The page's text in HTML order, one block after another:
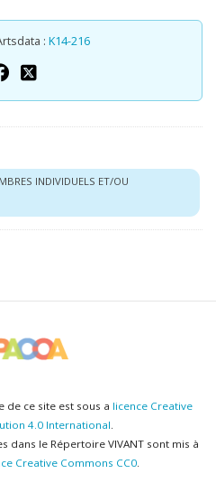
: K14-216
INDIVIDUELS ET/OU
de ce site est sous a licence Creative
4.0 International.
dans le Répertoire VIVANT sont mis à
Creative Commons CC0.